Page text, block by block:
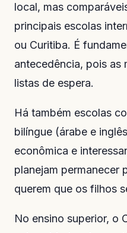
local, mas
principais escolas
ou Curitiba. É
antecedência, pois as
listas de espera.
Há também escolas
bilíngue (árabe e
econômica e
planejam permanecer
querem que os filhos
No ensino superior, o